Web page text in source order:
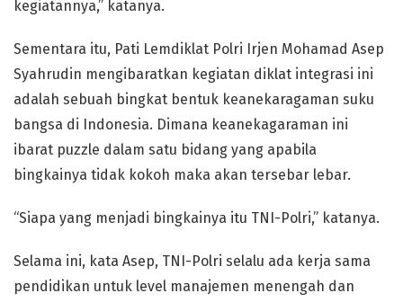
kegiatannya,” katanya.
Sementara itu, Pati Lemdiklat Polri Irjen Mohamad Asep
Syahrudin mengibaratkan kegiatan diklat integrasi ini
adalah sebuah bingkat bentuk keanekaragaman suku
bangsa di Indonesia. Dimana keanekagaraman ini
ibarat puzzle dalam satu bidang yang apabila
bingkainya tidak kokoh maka akan tersebar lebar.
“Siapa yang menjadi bingkainya itu TNI-Polri,” katanya.
Selama ini, kata Asep, TNI-Polri selalu ada kerja sama
pendidikan untuk level manajemen menengah dan